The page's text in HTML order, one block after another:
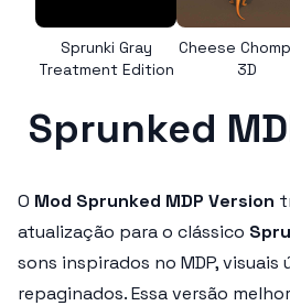
Sprunki Gray
Treatment Edition
Cheese
3D
Sprunked
O Mod Sprunked MDP Version
atualização para o clássico
sons inspirados no MDP,
repaginados. Essa versão